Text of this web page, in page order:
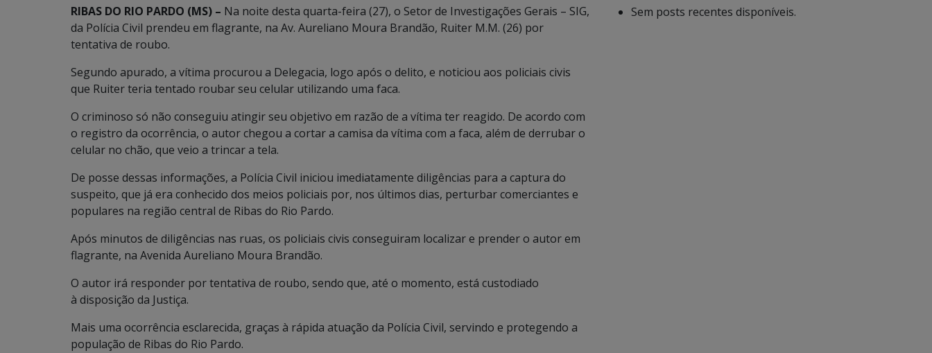
RIBAS DO RIO PARDO (MS) – Na noite desta quarta-feira (27), o Setor de Investigações Gerais – SIG,
da Polícia Civil prendeu em flagrante, na Av. Aureliano Moura Brandão, Ruiter M.M. (26) por
tentativa de roubo.
Segundo apurado, a vítima procurou a Delegacia, logo após o delito, e noticiou aos policiais civis
que Ruiter teria tentado roubar seu celular utilizando uma faca.
O criminoso só não conseguiu atingir seu objetivo em razão de a vítima ter reagido. De acordo com
o registro da ocorrência, o autor chegou a cortar a camisa da vítima com a faca, além de derrubar o
celular no chão, que veio a trincar a tela.
De posse dessas informações, a Polícia Civil iniciou imediatamente diligências para a captura do
suspeito, que já era conhecido dos meios policiais por, nos últimos dias, perturbar comerciantes e
populares na região central de Ribas do Rio Pardo.
Após minutos de diligências nas ruas, os policiais civis conseguiram localizar e prender o autor em
flagrante, na Avenida Aureliano Moura Brandão.
O autor irá responder por tentativa de roubo, sendo que, até o momento, está custodiado
à disposição da Justiça.
Mais uma ocorrência esclarecida, graças à rápida atuação da Polícia Civil, servindo e protegendo a
população de Ribas do Rio Pardo.
Sem posts recentes disponíveis.